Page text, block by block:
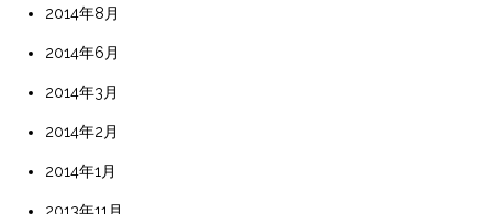
2014年8月
2014年6月
2014年3月
2014年2月
2014年1月
2013年11月